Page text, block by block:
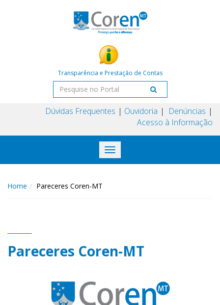
Transparência e Prestação de Contas
Dúvidas Frequentes Ouvidoria
Denúncias
Acesso à Informação
Toggle
navigation
Home Pareceres Coren-MT
Pareceres Coren-MT